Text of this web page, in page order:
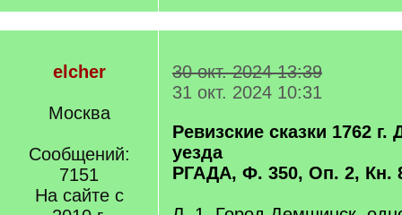
elcher
Москва
Сообщений:
7151
На сайте с
30 окт. 2024 13:39
31 окт. 2024 10:31
Ревизские сказки 1762
уезда
РГАДА, Ф. 350, Оп. 2, Кн.